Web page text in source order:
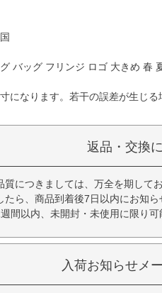
グ バッグ フリンジ ロゴ 大きめ 春
になります。若干の誤差が生じる
返品・交換
質につきましては、万全を期して
たら、商品到着後7日以内にお知
間以内、未開封・未使用に限り可
入荷お知らせメ